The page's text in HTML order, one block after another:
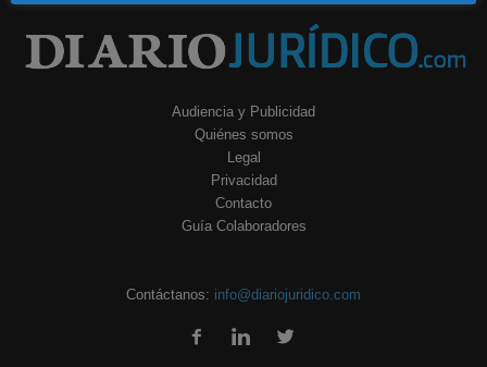
Audiencia y Publicidad
Quiénes somos
Legal
Privacidad
Contacto
Guía Colaboradores
Contáctanos: info@diariojuridico.com